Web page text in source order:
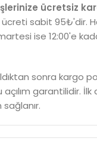
ücretsiz
sabit 95₺'dir.
ise 12:00'e
sonra kargo
garantilidir. İlk